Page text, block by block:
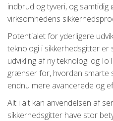
indbrud og tyveri, og samtidig
virksomhedens
Potentialet for yderligere
teknologi i sikkerhedsgitter
udvikling af ny teknologi og
grænser for, hvordan smarte
endnu mere avancerede og
Alt i alt kan anvendelsen af
sikkerhedsgitter have stor